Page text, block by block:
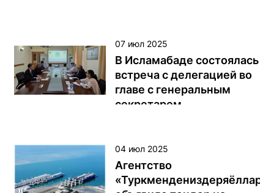
общество «Транспортно-
логистический центр
Туркменистана» (TULM)
организовало отправку
составленного в китайском
состоящего из 50
контейнеров по 40 футов,
через территорию
Казахстана и пограничный
07 июл 2025
В Исламабаде состоялась
встреча с делегацией во
главе с генеральным
секретарем
парламентариев
04 июл 2025
Агентство